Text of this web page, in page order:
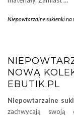
Niepowtarzalne sukienki na
NOWĄ
EBUTIK.PL
Niepowtarzalne
zachwycają swoją